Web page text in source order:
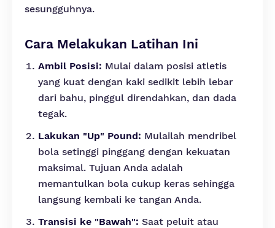
sesungguhnya.
Cara Melakukan Latihan Ini
Ambil Posisi: Mulai dalam posisi atletis
yang kuat dengan kaki sedikit lebih lebar
dari bahu, pinggul direndahkan, dan dada
tegak.
Lakukan "Up" Pound: Mulailah mendribel
bola setinggi pinggang dengan kekuatan
maksimal. Tujuan Anda adalah
memantulkan bola cukup keras sehingga
langsung kembali ke tangan Anda.
Transisi ke "Bawah": Saat peluit atau